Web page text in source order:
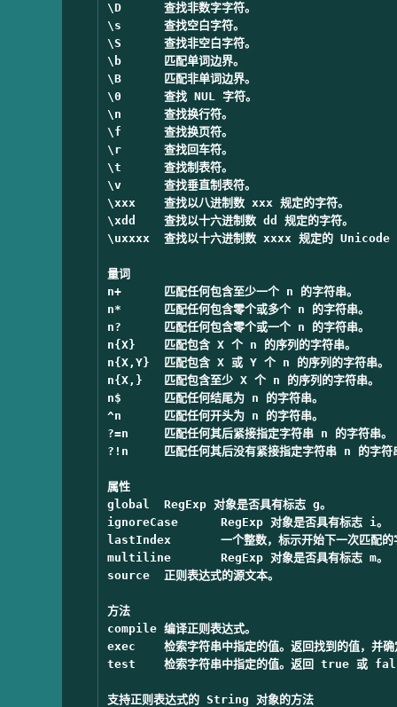
\D	查找非数字字符。
\s	查找空白字符。
\S	查找非空白字符。
\b	匹配单词边界。
\B	匹配非单词边界。
\0	查找 NUL 字符。
\n	查找换行符。
\f	查找换页符。
\r	查找回车符。
\t	查找制表符。
\v	查找垂直制表符。
\xxx	查找以八进制数 xxx 规定的字符。
\xdd	查找以十六进制数 dd 规定的字符。
\uxxxx	查找以十六进制数 xxxx 规定的 Unicode 字符。
量词
n+	匹配任何包含至少一个 n 的字符串。
n*	匹配任何包含零个或多个 n 的字符串。
n?	匹配任何包含零个或一个 n 的字符串。
n{X}	匹配包含 X 个 n 的序列的字符串。
n{X,Y}	匹配包含 X 或 Y 个 n 的序列的字符串。
n{X,}	匹配包含至少 X 个 n 的序列的字符串。
n$	匹配任何结尾为 n 的字符串。
^n	匹配任何开头为 n 的字符串。
?=n	匹配任何其后紧接指定字符串 n 的字符串。
?!n	匹配任何其后没有紧接指定字符串 n 的字符串。
属性
global	RegExp 对象是否具有标志 g。
ignoreCase	RegExp 对象是否具有标志 i。
lastIndex	一个整数，标示开始下一次匹配的字符位置。
multiline	RegExp 对象是否具有标志 m。
source	正则表达式的源文本。
方法
compile	编译正则表达式。
exec	检索字符串中指定的值。返回找到的值，并确定其位置。
test	检索字符串中指定的值。返回 true 或 false。
支持正则表达式的 String 对象的方法